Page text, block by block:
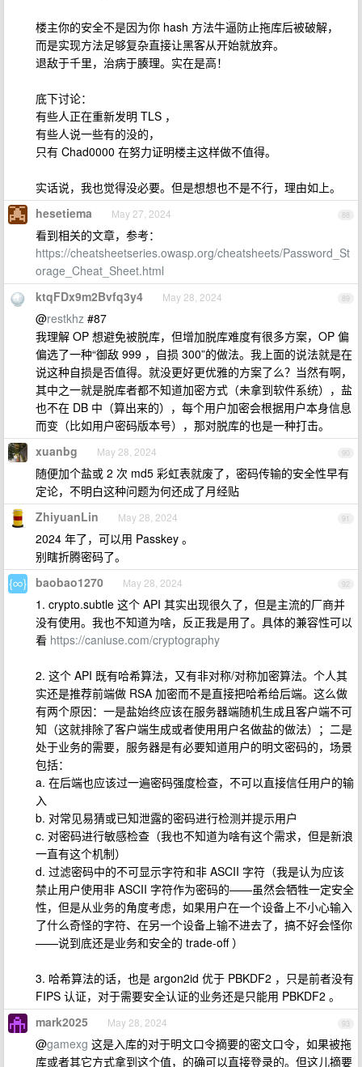
楼主你的安全不是因为你 hash 方法牛逼防止拖库后被破解，
而是实现方法足够复杂直接让黑客从开始就放弃。
退敌于千里，治病于腠理。实在是高！
底下讨论：
有些人正在重新发明 TLS ，
有些人说一些有的没的，
只有 Chad0000 在努力证明楼主这样做不值得。
实话说，我也觉得没必要。但是想想也不是不行，理由如上。
88
hesetiema May 27, 2024
看到相关的文章，参考：
https://cheatsheetseries.owasp.org/cheatsheets/Password_St
orage_Cheat_Sheet.html
89
ktqFDx9m2Bvfq3y4 May 28, 2024
@restkhz #87
我理解 OP 想避免被脱库，但增加脱库难度有很多方案，OP 偏
偏选了一种“御敌 999 ，自损 300”的做法。我上面的说法就是在
说这种自损是否值得。就没更好更优雅的方案了么？当然有啊，
其中之一就是脱库者都不知道加密方式（未拿到软件系统），盐
也不在 DB 中（算出来的），每个用户加密会根据用户本身信息
而变（比如用户密码版本号），那对脱库的也是一种打击。
90
xuanbg May 28, 2024
随便加个盐或 2 次 md5 彩虹表就废了，密码传输的安全性早有
定论，不明白这种问题为何还成了月经贴
91
ZhiyuanLin May 28, 2024
2024 年了，可以用 Passkey 。
别瞎折腾密码了。
92
baobao1270 May 28, 2024
1. crypto.subtle 这个 API 其实出现很久了，但是主流的厂商并
没有使用。我也不知道为啥，反正我是用了。具体的兼容性可以
看 https://caniuse.com/cryptography
2. 这个 API 既有哈希算法，又有非对称/对称加密算法。个人其
实还是推荐前端做 RSA 加密而不是直接把哈希给后端。这么做
有两个原因：一是盐始终应该在服务器端随机生成且客户端不可
知（这就排除了客户端生成或者使用用户名做盐的做法）；二是
处于业务的需要，服务器是有必要知道用户的明文密码的，场景
包括：
a. 在后端也应该过一遍密码强度检查，不可以直接信任用户的输
入
b. 对常见易猜或已知泄露的密码进行检测并提示用户
c. 对密码进行敏感检查（我也不知道为啥有这个需求，但是新浪
一直有这个机制）
d. 过滤密码中的不可显示字符和非 ASCII 字符（我是认为应该
禁止用户使用非 ASCII 字符作为密码的——虽然会牺牲一定安全
性，但是从业务的角度考虑，如果用户在一个设备上不小心输入
了什么奇怪的字符、在另一个设备上输不进去了，搞不好会怪你
——说到底还是业务和安全的 trade-off ）
3. 哈希算法的话，也是 argon2id 优于 PBKDF2 ，只是前者没有
FIPS 认证，对于需要安全认证的业务还是只能用 PBKDF2 。
93
mark2025 May 28, 2024
@gamexg 这是入库的对于明文口令摘要的密文口令，如果被拖
库或者其它方式拿到这个值，的确可以直接登录的。但这儿摘要